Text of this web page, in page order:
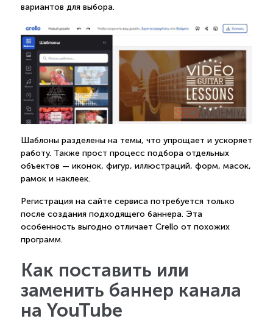
вариантов для выбора.
Шаблоны разделены на темы, что упрощает и ускоряет
работу. Также прост процесс подбора отдельных
объектов — иконок, фигур, иллюстраций, форм, масок,
рамок и наклеек.
Регистрация на сайте сервиса потребуется только
после создания подходящего баннера. Эта
особенность выгодно отличает Crello от похожих
программ.
Как поставить или
заменить баннер канала
на YouTube